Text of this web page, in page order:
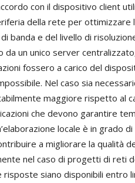
con il dispositivo client
della rete per ottimizzare
banda e del livello di
un unico server
fossero a carico del
Nel caso sia
maggiore rispetto al
che devono garantire
locale è in grado
a migliorare la qualità
nel caso di progetti di reti
risposte siano disponibili entro